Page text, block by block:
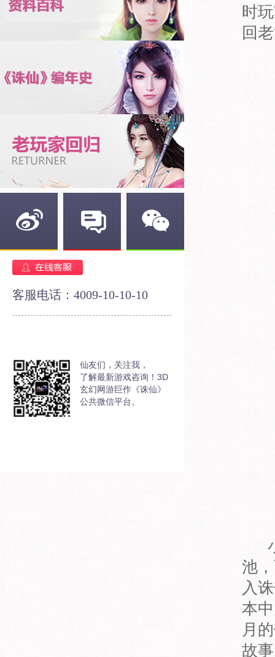
客服电话：4009-10-10-10
仙友们，关注我，
了解最新游戏咨询！3D
玄幻网游巨作《诛仙》
公共微信平台。
时
回
池
入
本
月
故